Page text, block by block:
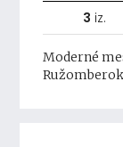
3 iz.
Moderné
Ružomberok